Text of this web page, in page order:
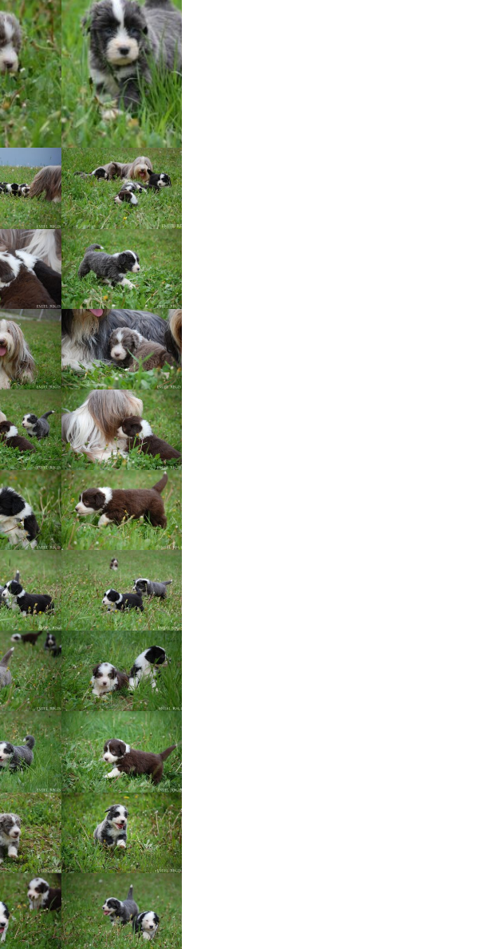
Štěňátka Štěňátka „P“
štěňátka „O“
štěňátka „N“
štěňátka „M“
štěňátka „L“
štěňátka „K“
štěňátka „J“
štěňátka „I“
štěňátka „H“
štěňátka „G“
štěňátka „F“
štěňátka „E“
štěňátka „D“
štěňátka „C“
štěňátka „B“
Tabulka dědičnosti barev
Bearded collie a DLK
Bearded collie a CEA
Progresivní retinální
atrofie a bearded collie